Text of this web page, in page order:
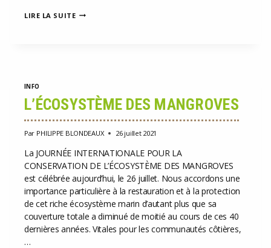
LIRE LA SUITEJOURNÉE
INFO
L’ÉCOSYSTÈME DES MANGROVES
Par PHILIPPE BLONDEAUX 26 juillet 2021
La JOURNÉE INTERNATIONALE POUR LA
CONSERVATION DE L’ÉCOSYSTÈME DES MANGROVES
est célébrée aujourd’hui, le 26 juillet. Nous accordons une
importance particulière à la restauration et à la protection
de cet riche écosystème marin d’autant plus que sa
couverture totale a diminué de moitié au cours de ces 40
dernières années. Vitales pour les communautés côtières,
…